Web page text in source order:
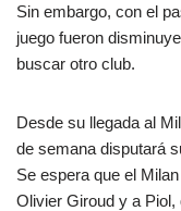
Sin embargo, con el
juego fueron
buscar otro club.
Desde su llegada al
de semana disputará
Se espera que el
Olivier Giroud y a Piol,